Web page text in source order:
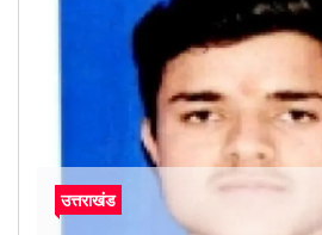
उत्तराखंड